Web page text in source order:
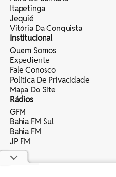
Itapetinga
Jequié
Vitória Da Conquista
Institucional
Quem Somos
Expediente
Fale Conosco
Política De Privacidade
Mapa Do Site
Rádios
GFM
Bahia FM Sul
Bahia FM
JP FM